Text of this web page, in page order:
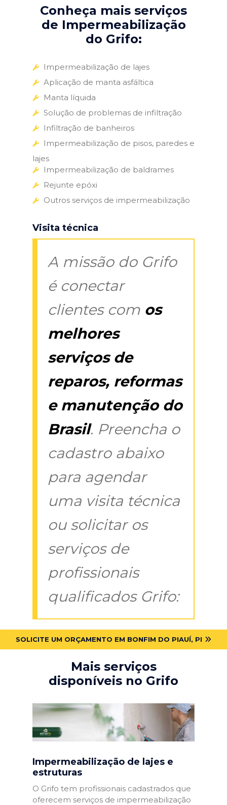
Conheça mais serviços
de Impermeabilização
do Grifo:
Impermeabilização de lajes
Aplicação de manta asfáltica
Manta líquida
Solução de problemas de infiltração
Infiltração de banheiros
Impermeabilização de pisos, paredes e
lajes
Impermeabilização de baldrames
Rejunte epóxi
Outros serviços de impermeabilização
Visita técnica
A missão do Grifo
é conectar
clientes com os
melhores
serviços de
reparos, reformas
e manutenção do
Brasil. Preencha o
cadastro abaixo
para agendar
uma visita técnica
ou solicitar os
serviços de
profissionais
qualificados Grifo:
SOLICITE UM ORÇAMENTO EM BONFIM DO PIAUÍ, PI
Mais serviços
disponíveis no Grifo
Impermeabilização de lajes e
estruturas
O Grifo tem profissionais cadastrados que
oferecem serviços de impermeabilização